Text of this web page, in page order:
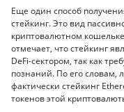
Еще один способ
стейкинг. Это вид
криптовалютном
отмечает, что стейкинг
DeFi-сектором, так как
познаний. По его словам,
фактически стейкинг
токенов этой